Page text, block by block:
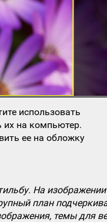
использовать
их на компьютер.
ее на обложку
На
план
темы для